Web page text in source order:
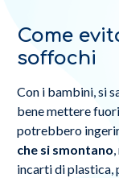
Come
soffochi
Con i bambini, si
bene mettere
potrebbero
che si smontano
incarti di plastica,